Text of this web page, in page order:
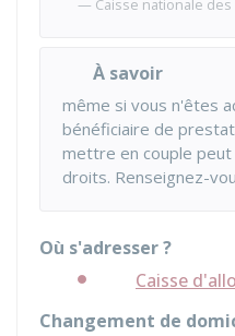
Caisse nationale
À savoir
même si vous n'êtes
bénéficiaire de
mettre en couple
droits. Renseignez-
Où s'adresser ?
Caisse
Changement de